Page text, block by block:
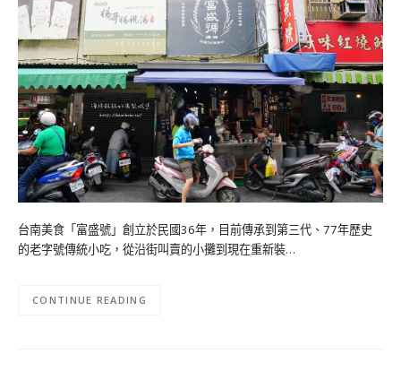
台南美食「富盛號」創立於民國36年，目前傳承到第三代、77年歷史
的老字號傳統小吃，從沿街叫賣的小攤到現在重新裝…
CONTINUE READING